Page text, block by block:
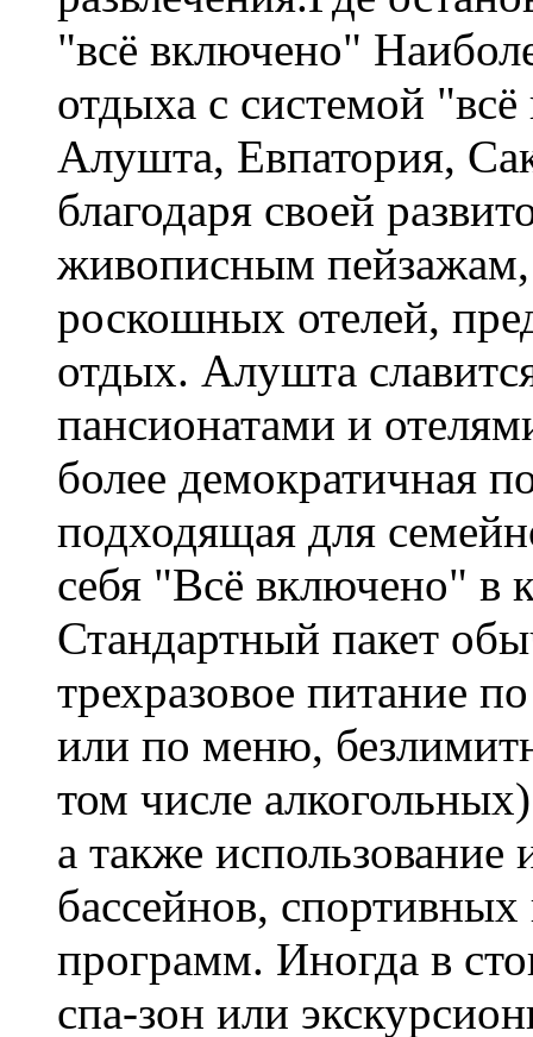
"всё включено"
отдыха с системой
Алушта, Евпатория,
благодаря своей
живописным
роскошных отелей,
отдых. Алушта
пансионатами и
более демократичная
подходящая для
себя "Всё включено" в
Стандартный пакет
трехразовое питание
или по меню,
том числе
а также
бассейнов,
программ. Иногда в
спа-зон или